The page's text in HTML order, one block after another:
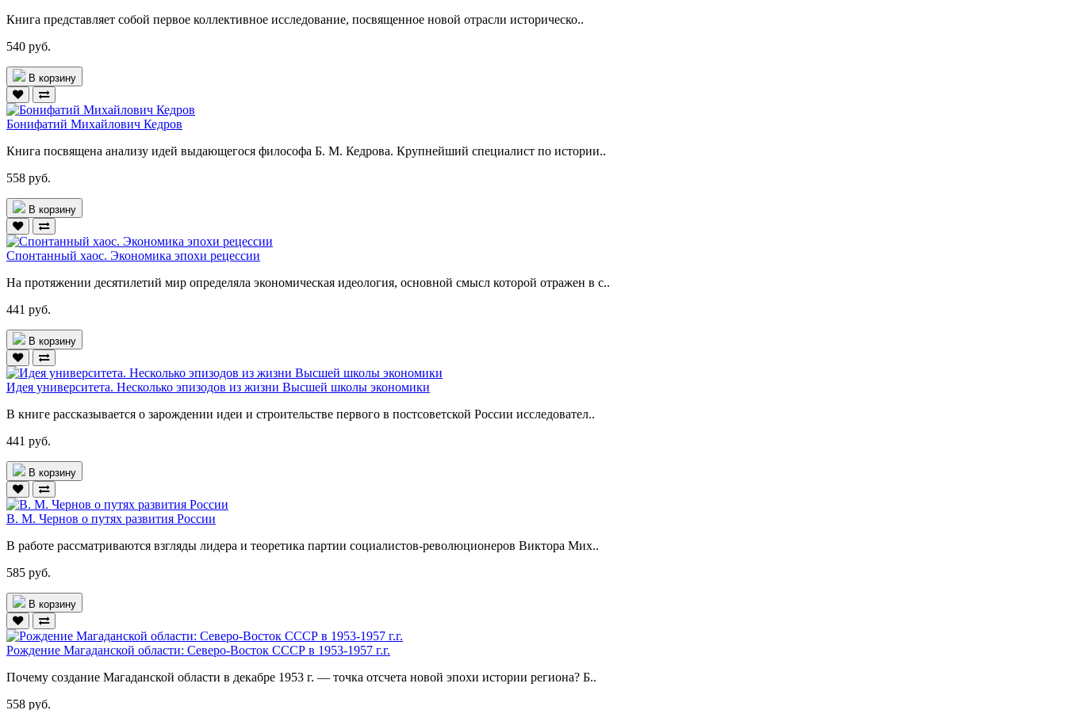
Книга представляет собой первое коллективное исследование, посвященное новой отрасли историческо..
540 руб.
В корзину
Бонифатий Михайлович Кедров
Книга посвящена анализу идей выдающегося философа Б. М. Кедрова. Крупнейший специалист по истории..
558 руб.
В корзину
Спонтанный хаос. Экономика эпохи рецессии
На протяжении десятилетий мир определяла экономическая идеология, основной смысл которой отражен в с..
441 руб.
В корзину
Идея университета. Несколько эпизодов из жизни Высшей школы экономики
В книге рассказывается о зарождении идеи и строительстве первого в постсоветской России исследовател..
441 руб.
В корзину
В. М. Чернов о путях развития России
В работе рассматриваются взгляды лидера и теоретика партии социалистов-революционеров Виктора Мих..
585 руб.
В корзину
Рождение Магаданской области: Северо-Восток СССР в 1953-1957 г.г.
Почему создание Магаданской области в декабре 1953 г. — точка отсчета новой эпохи истории региона? Б..
558 руб.